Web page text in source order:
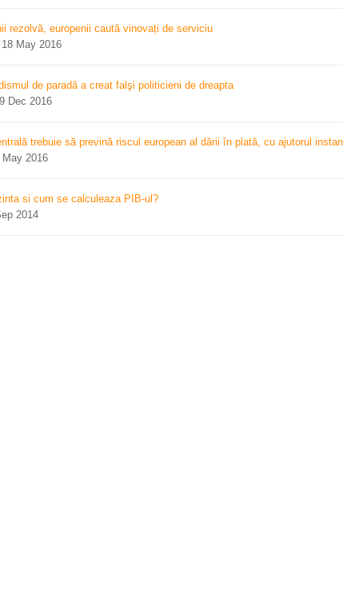
rezolvă, europenii caută vinovați de serviciu
18 May 2016
de paradă a creat falşi politicieni de dreapta
Dec 2016
trebuie să prevină riscul european al dării în plată, cu ajutorul
May 2016
si cum se calculeaza PIB-ul?
2014